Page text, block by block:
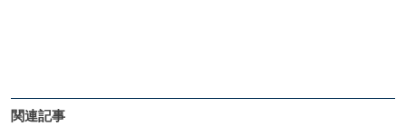
関連記事